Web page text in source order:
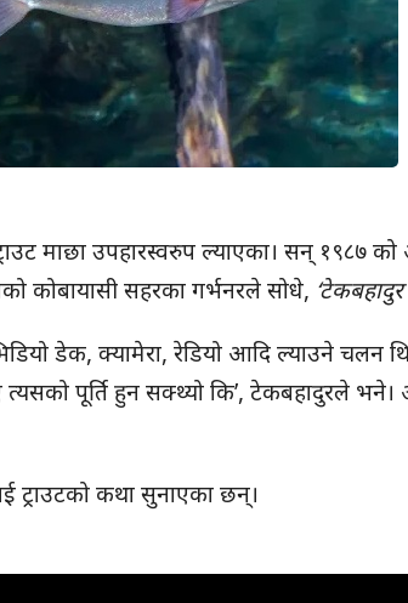
माछा उपहारस्वरुप ल्याएका। सन् १९८७
कोबायासी सहरका गर्भनरले सोधे,
डेक, क्यामेरा, रेडियो आदि ल्याउने चलन
त्यसको पूर्ति हुन सक्थ्यो कि’, टेकबहादुरले भने।
ट्राउटको कथा सुनाएका छन्।